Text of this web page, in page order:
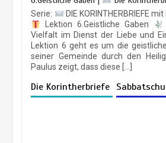
Serie:
DIE KORINTHERBRIEFE
Lektion 6.Geistliche Gaben
Vielfalt im Dienst der Liebe und
Lektion 6 geht es um die
seiner Gemeinde durch den
Paulus zeigt, dass diese […]
Die Korintherbriefe
Finley |
Christus |
Die
3/2026
11/07/2026
Sabbatschule
Finley |